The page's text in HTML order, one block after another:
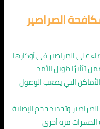
الصراصير
على الصراصير في أوكارها
تأثيرًا طويل الأمد
الأماكن التي يصعب الوصول
وتحديد حجم الإصابة
الحشرات مرة أخرى